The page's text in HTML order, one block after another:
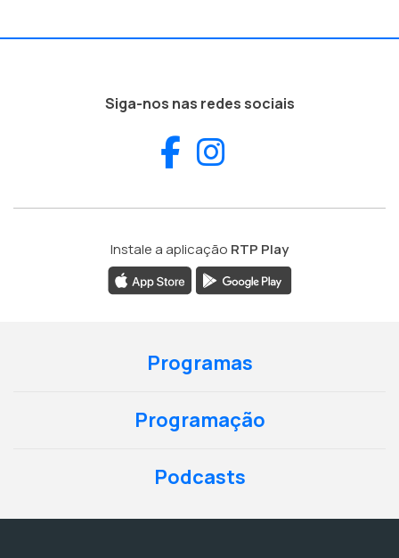
Siga-nos nas redes sociais
Facebook
Instale a aplicação RTP Play
Programas
Programação
Podcasts